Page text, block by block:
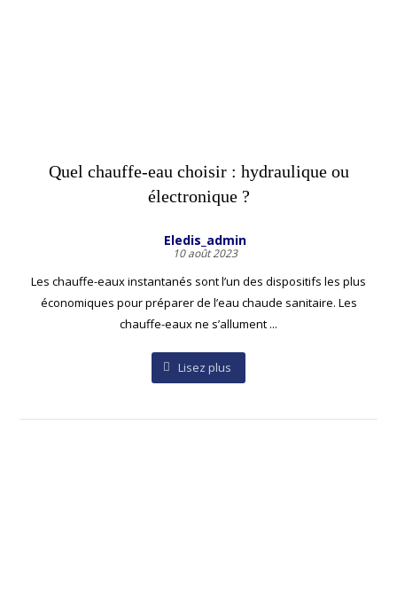
Quel chauffe-eau choisir : hydraulique ou
électronique ?
Eledis_admin
10 août 2023
Les chauffe-eaux instantanés sont l’un des dispositifs les plus
économiques pour préparer de l’eau chaude sanitaire. Les
chauffe-eaux ne s’allument ...
Lisez plus